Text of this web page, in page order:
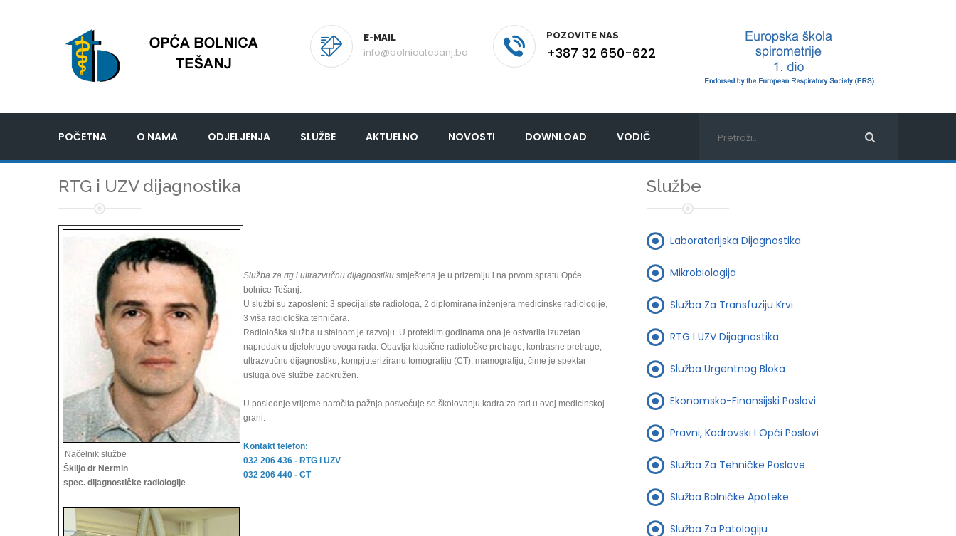
E-MAIL
info@bolnicatesanj.ba
POZOVITE NAS
+387 32 650-622
POČETNA O NAMA ODJELJENJA SLUŽBE AKTUELNO NOVOSTI DOWNLOAD VODIČ
RTG i UZV dijagnostika
Načelnik službe
Škiljo dr Nermin
spec. dijagnostičke radiologije
Služba za rtg i ultrazvučnu dijagnostiku smještena je u prizemlju i na prvom spratu Opće
bolnice Tešanj.
U službi su zaposleni: 3 specijaliste radiologa, 2 diplomirana inženjera medicinske radiologije,
3 viša radiološka tehničara.
Radiološka služba u stalnom je razvoju. U proteklim godinama ona je ostvarila izuzetan
napredak u djelokrugo svoga rada. Obavlja klasične radiološke pretrage, kontrasne pretrage,
ultrazvučnu dijagnostiku, kompjuteriziranu tomografiju (CT), mamografiju, čime je spektar
usluga ove službe zaokružen.
U poslednje vrijeme naročita pažnja posvećuje se školovanju kadra za rad u ovoj medicinskoj
grani.
Kontakt telefon:
032 206 436 - RTG i UZV
032 206 440 - CT
Službe
Laboratorijska Dijagnostika
Mikrobiologija
Služba Za Transfuziju Krvi
RTG I UZV Dijagnostika
Služba Urgentnog Bloka
Ekonomsko-Finansijski Poslovi
Pravni, Kadrovski I Opći Poslovi
Služba Za Tehničke Poslove
Služba Bolničke Apoteke
Služba Za Patologiju